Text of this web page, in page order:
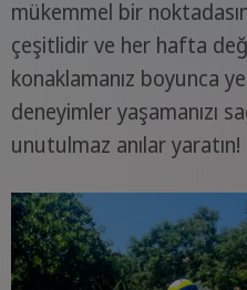
mükemmel bir
çeşitlidir ve her hafta
konaklamanız boyunca
deneyimler yaşamanızı
unutulmaz anılar yaratın!